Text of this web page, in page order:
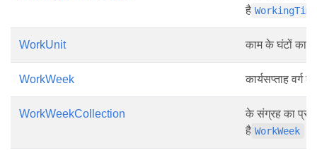
है
WorkUnit काम के घंटों का
WorkWeek कार्यसप्ताह वर्ग
WorkWeekCollection
के संग्रह का
है WorkWeek